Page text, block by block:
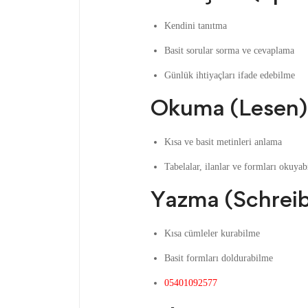
Kendini tanıtma
Basit sorular sorma ve cevaplama
Günlük ihtiyaçları ifade edebilme
Okuma (Lesen)
Kısa ve basit metinleri anlama
Tabelalar, ilanlar ve formları
Yazma
Kısa cümleler kurabilme
Basit formları doldurabilme
05401092577